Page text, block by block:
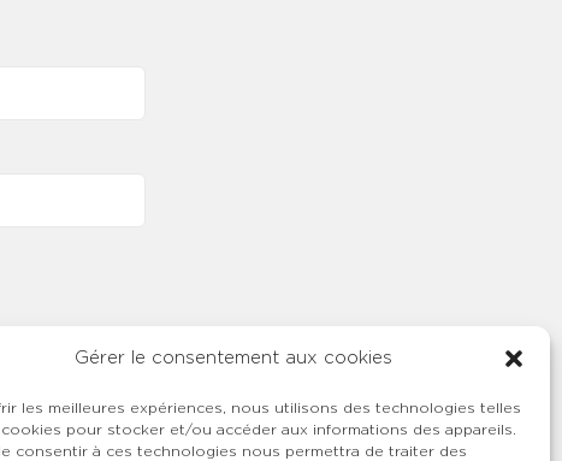
Gérer le consentement aux cookies
les meilleures expériences, nous utilisons des technologies telles
pour stocker et/ou accéder aux informations des appareils.
consentir à ces technologies nous permettra de traiter des